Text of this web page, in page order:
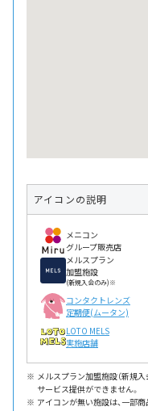
アイコンの説明
メニコン
グループ販売店
メルスプラン
加盟施設
(新規入会のみ)※
コンタクトレンズ
定期便(ムータン)
LOTO MELS
実施店舗
メルスプラン加盟施設（新規入
サービス提供ができません。
アイコンが無い施設は、一部